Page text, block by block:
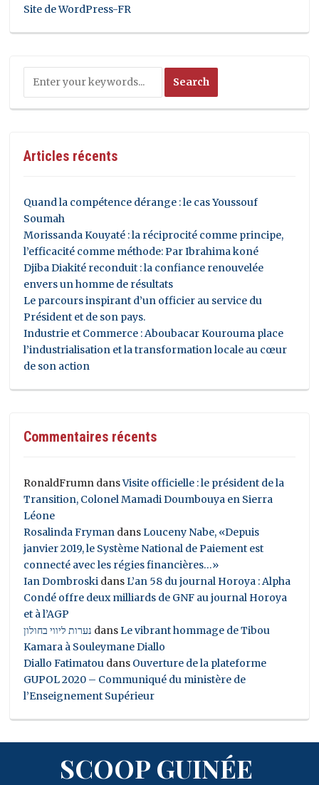
Site de WordPress-FR
Articles récents
Quand la compétence dérange : le cas Youssouf
Soumah
Morissanda Kouyaté : la réciprocité comme principe,
l’efficacité comme méthode: Par Ibrahima koné
Djiba Diakité reconduit : la confiance renouvelée
envers un homme de résultats
Le parcours inspirant d’un officier au service du
Président et de son pays.
Industrie et Commerce : Aboubacar Kourouma place
l’industrialisation et la transformation locale au cœur
de son action
Commentaires récents
RonaldFrumn dansVisite officielle : le président de la
Transition, Colonel Mamadi Doumbouya en Sierra
Léone
Rosalinda Fryman dansLouceny Nabe, «Depuis
janvier 2019, le Système National de Paiement est
connecté avec les régies financières…»
Ian Dombroski dansL’an 58 du journal Horoya : Alpha
Condé offre deux milliards de GNF au journal Horoya
et à l’AGP
נערות ליווי בחולון dansLe vibrant hommage de Tibou
Kamara à Souleymane Diallo
Diallo Fatimatou dans Ouverture de la plateforme
GUPOL 2020 – Communiqué du ministère de
l’Enseignement Supérieur
SCOOP GUINÉE